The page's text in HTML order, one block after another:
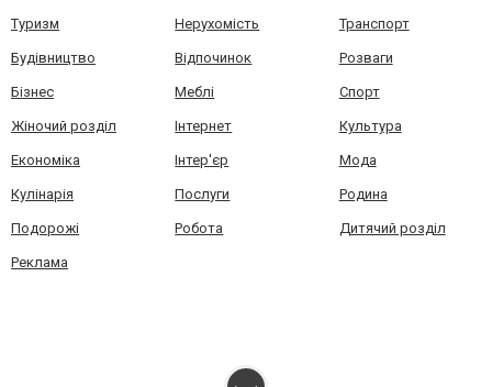
Туризм Нерухомість Транспорт
Будівництво Відпочинок Розваги
Бізнес Меблі Спорт
Жіночий розділ Інтернет Культура
Економіка Інтер'єр Мода
Кулінарія Послуги Родина
Подорожі Робота Дитячий розділ
Реклама